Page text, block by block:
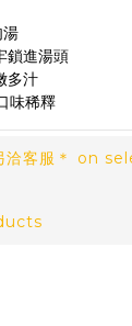
鎖進湯頭
多汁
味稀釋
洽客服＊ on